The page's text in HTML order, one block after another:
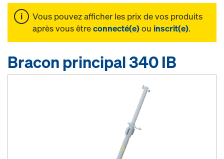
Vous pouvez afficher les prix de vos produits
après vous êtreconnecté(e)ou inscrit(e).
Bracon principal 340 IB